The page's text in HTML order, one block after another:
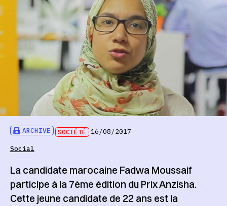
ARCHIVE SOCIÉTÉ
16/08/2017
Social
La candidate marocaine Fadwa Moussaif
participe à la 7ème édition du Prix Anzisha.
Cette jeune candidate de 22 ans est la